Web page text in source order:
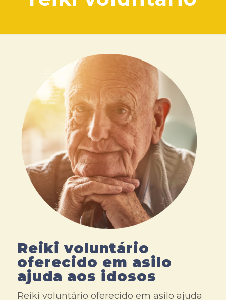
Reiki voluntário
oferecido em asilo
ajuda aos idosos
Reiki voluntário oferecido em asilo ajuda